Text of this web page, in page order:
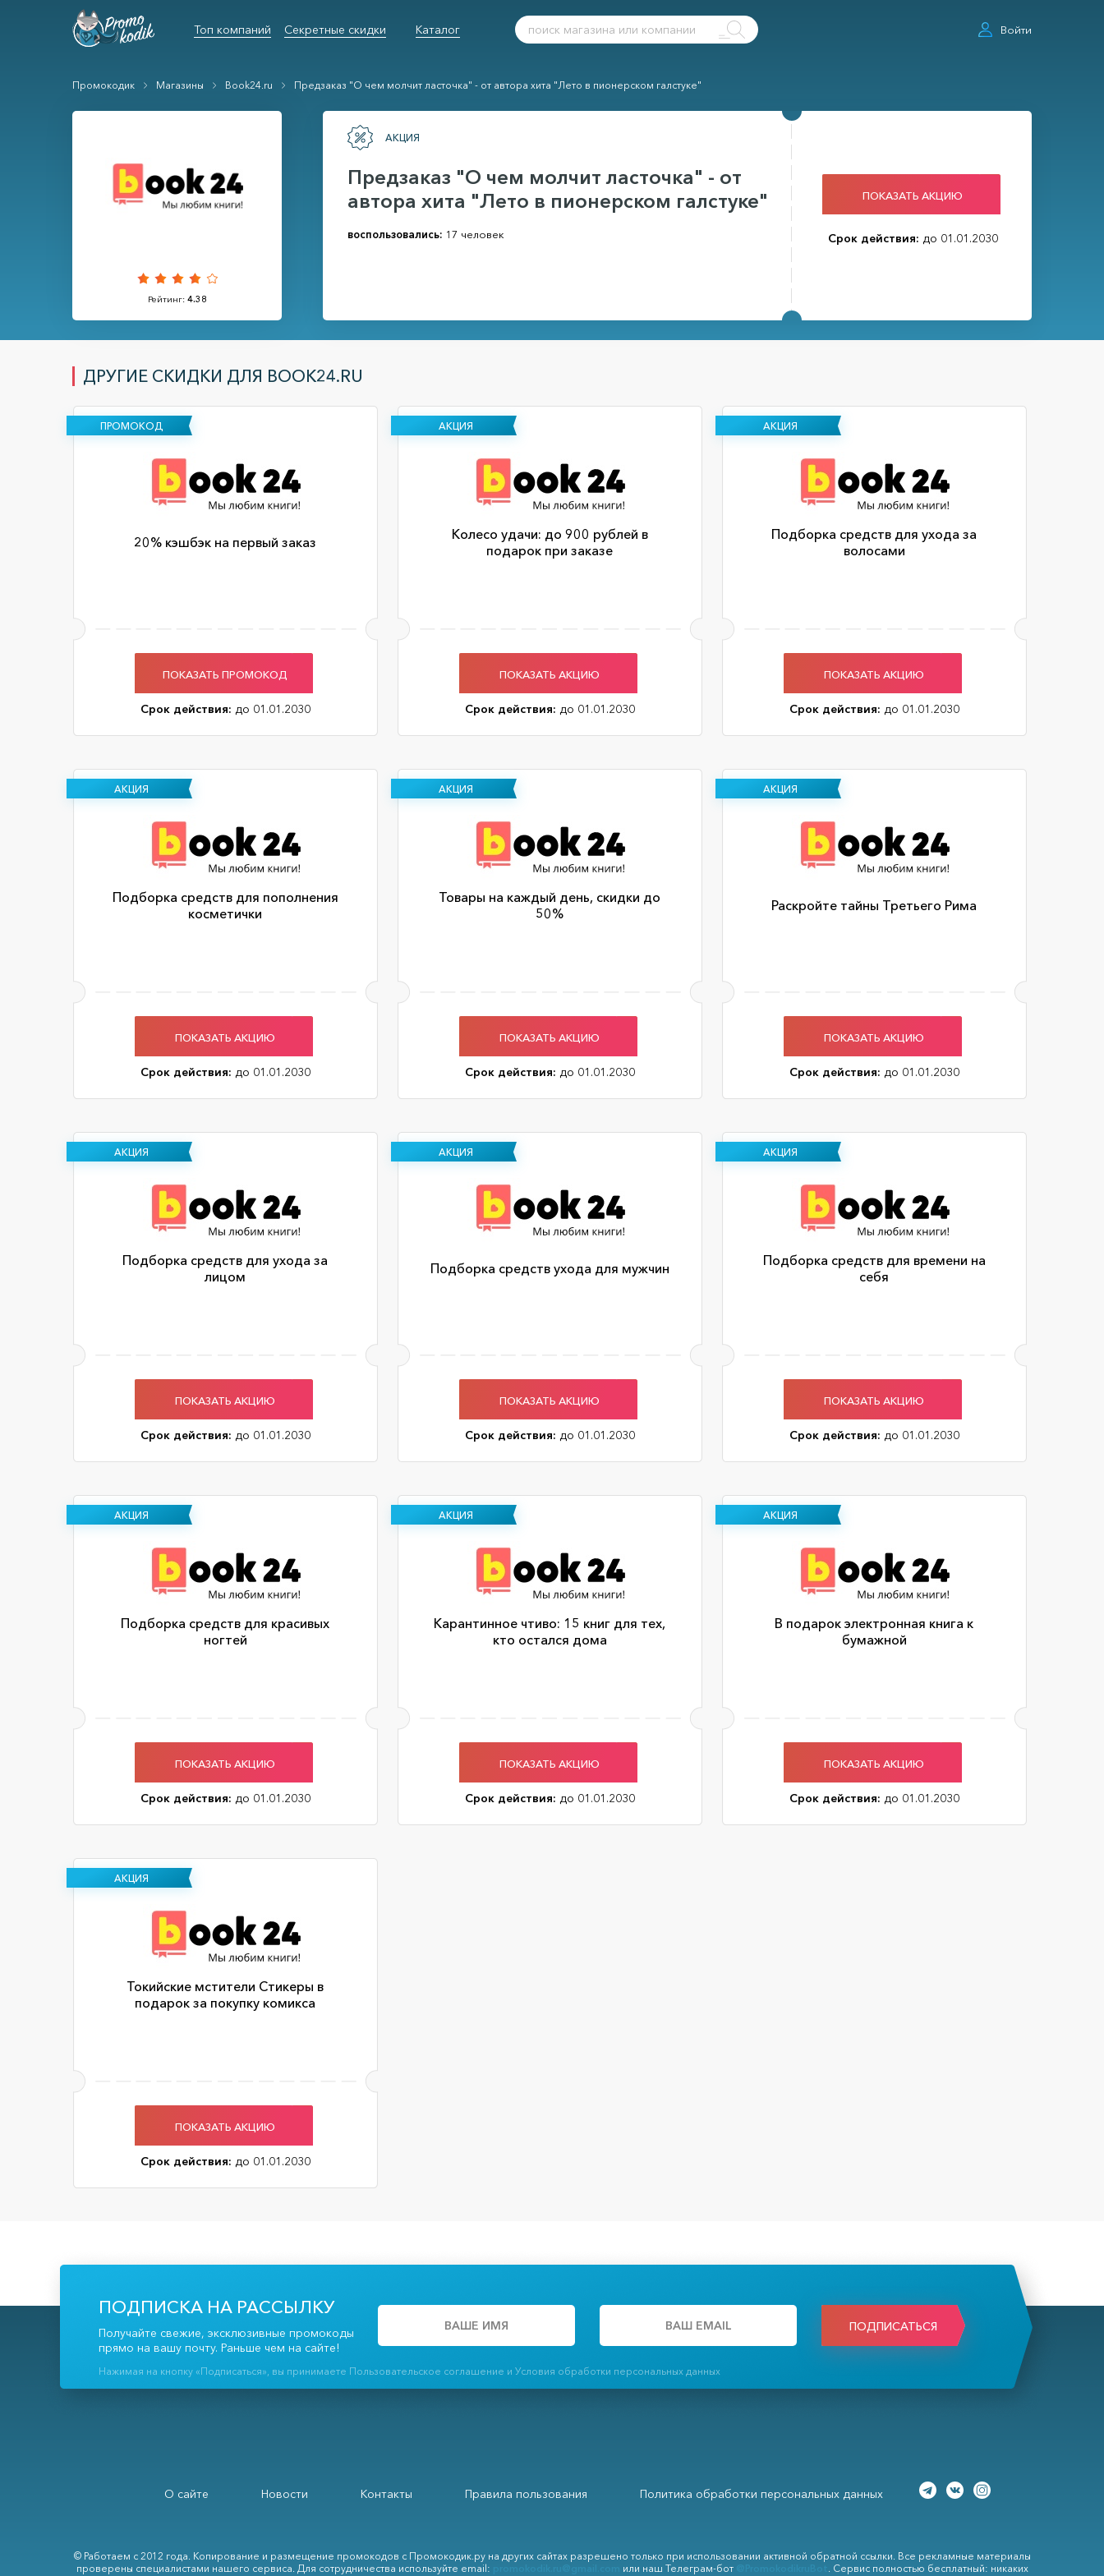
Топ компаний Секретные скидки Каталог Войти
Промокодик Магазины Book24.ru Предзаказ "О чем молчит ласточка" - от автора хита "Лето в пионерском галстуке"
Рейтинг: 4.38
АКЦИЯ
Предзаказ "О чем молчит ласточка" - от
автора хита "Лето в пионерском галстуке"
воспользовались: 17 человек
ПОКАЗАТЬ АКЦИЮ
Срок действия: до 01.01.2030
ДРУГИЕ СКИДКИ ДЛЯ BOOK24.RU
ПРОМОКОД
20% кэшбэк на первый заказ
ПОКАЗАТЬ ПРОМОКОД
Срок действия: до 01.01.2030
АКЦИЯ
Колесо удачи: до 900 рублей в
подарок при заказе
ПОКАЗАТЬ АКЦИЮ
Срок действия: до 01.01.2030
АКЦИЯ
Подборка средств для ухода за
волосами
ПОКАЗАТЬ АКЦИЮ
Срок действия: до 01.01.2030
АКЦИЯ
Подборка средств для пополнения
косметички
ПОКАЗАТЬ АКЦИЮ
Срок действия: до 01.01.2030
АКЦИЯ
Товары на каждый день, скидки до
50%
ПОКАЗАТЬ АКЦИЮ
Срок действия: до 01.01.2030
АКЦИЯ
Раскройте тайны Третьего Рима
ПОКАЗАТЬ АКЦИЮ
Срок действия: до 01.01.2030
АКЦИЯ
Подборка средств для ухода за
лицом
ПОКАЗАТЬ АКЦИЮ
Срок действия: до 01.01.2030
АКЦИЯ
Подборка средств ухода для мужчин
ПОКАЗАТЬ АКЦИЮ
Срок действия: до 01.01.2030
АКЦИЯ
Подборка средств для времени на
себя
ПОКАЗАТЬ АКЦИЮ
Срок действия: до 01.01.2030
АКЦИЯ
Подборка средств для красивых
ногтей
ПОКАЗАТЬ АКЦИЮ
Срок действия: до 01.01.2030
АКЦИЯ
Карантинное чтиво: 15 книг для тех,
кто остался дома
ПОКАЗАТЬ АКЦИЮ
Срок действия: до 01.01.2030
АКЦИЯ
В подарок электронная книга к
бумажной
ПОКАЗАТЬ АКЦИЮ
Срок действия: до 01.01.2030
АКЦИЯ
Токийские мстители Стикеры в
подарок за покупку комикса
ПОКАЗАТЬ АКЦИЮ
Срок действия: до 01.01.2030
ПОДПИСКА НА РАССЫЛКУ
Получайте свежие, эксклюзивные промокоды
прямо на вашу почту. Раньше чем на сайте!
ПОДПИСАТЬСЯ
Нажимая на кнопку «Подписаться», вы принимаете Пользовательское соглашение и Условия обработки персональных данных
О сайте Новости Контакты Правила пользования Политика обработки персональных данных
© Работаем с 2012 года. Копирование и размещение промокодов с Промокодик.ру на других сайтах разрешено только при использовании активной обратной ссылки. Все рекламные материалы
проверены специалистами нашего сервиса. Для сотрудничества используйте email:
или наш Телеграм-бот
. Сервис полностью бесплатный: никаких